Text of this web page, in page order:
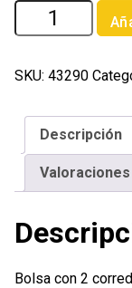
Bolsa
con
correderas
60
p/cajon
ancho
cm
cantidad
SKU: 43290
Descripción
Bolsa con 2